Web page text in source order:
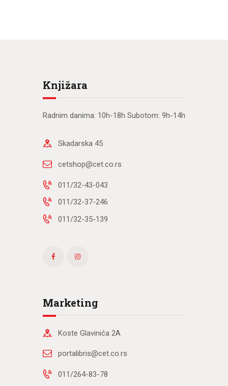
Knjižara
Radnim danima: 10h-18h Subotom: 9h-14h
Skadarska 45
cetshop@cet.co.rs
011/32-43-043
011/32-37-246
011/32-35-139
Marketing
Koste Glavinića 2A
portalibris@cet.co.rs
011/264-83-78